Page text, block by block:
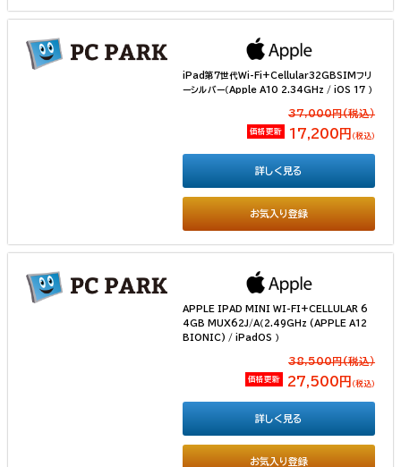
iPad第7世代Wi-Fi+Cellular32GBSIMフリ
ーシルバー（Apple A10 2.34GHz / iOS 17 ）
37,000円(税込）
価格更新 17,200円 （税込）
お気入り登録
詳しく見る
APPLE IPAD MINI WI-FI+CELLULAR 6
4GB MUX62J/A（2.49GHz (APPLE A12
BIONIC) / iPadOS ）
38,500円(税込）
価格更新 27,500円 （税込）
お気入り登録
詳しく見る